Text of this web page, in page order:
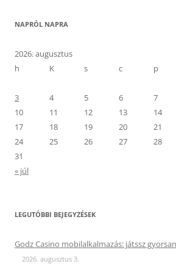
NAPRÓL NAPRA
2026. augusztus
h
K s c p
3
4 5 6 7
10
11 12 13 14
17
18 19 20 21
24
25 26 27 28
31
« júl
LEGUTÓBBI BEJEGYZÉSEK
Godz Casino mobilalkalmazás: játssz
2026. augusztus 3.